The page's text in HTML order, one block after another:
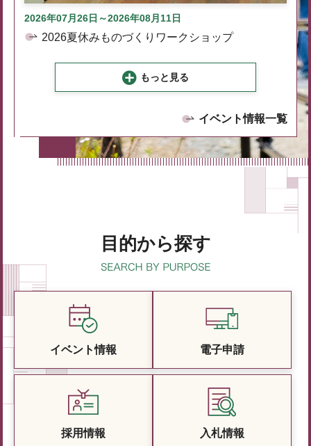
2026年07月26日～2026年08月11日
2026夏休みものづくりワークショップ
もっと見る
イベント情報一覧
目的から探す
イベント情報 電子申請
採用情報 入札情報